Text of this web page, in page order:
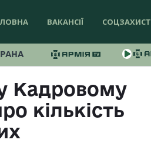
ВАКАНСІЇ СОЦЗАХИСТ
Кадровому
кількість